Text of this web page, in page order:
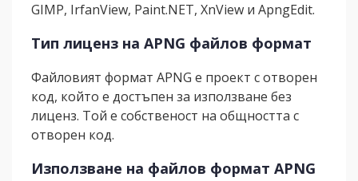
GIMP, IrfanView, Paint.NET, XnView и ApngEdit.
Тип лиценз на APNG файлов формат
Файловият формат APNG е проект с отворен
код, който е достъпен за използване без
лиценз. Той е собственост на общността с
отворен код.
Използване на файлов формат APNG